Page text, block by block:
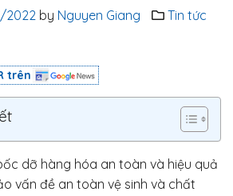
2022 by Nguyen Giang
Tin tức
trên
dỡ hàng hóa an toàn và hiệu quả
vấn đề an toàn vệ sinh và chất